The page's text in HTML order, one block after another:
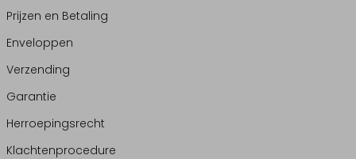
Prijzen en Betaling
Enveloppen
Verzending
Garantie
Herroepingsrecht
Klachtenprocedure